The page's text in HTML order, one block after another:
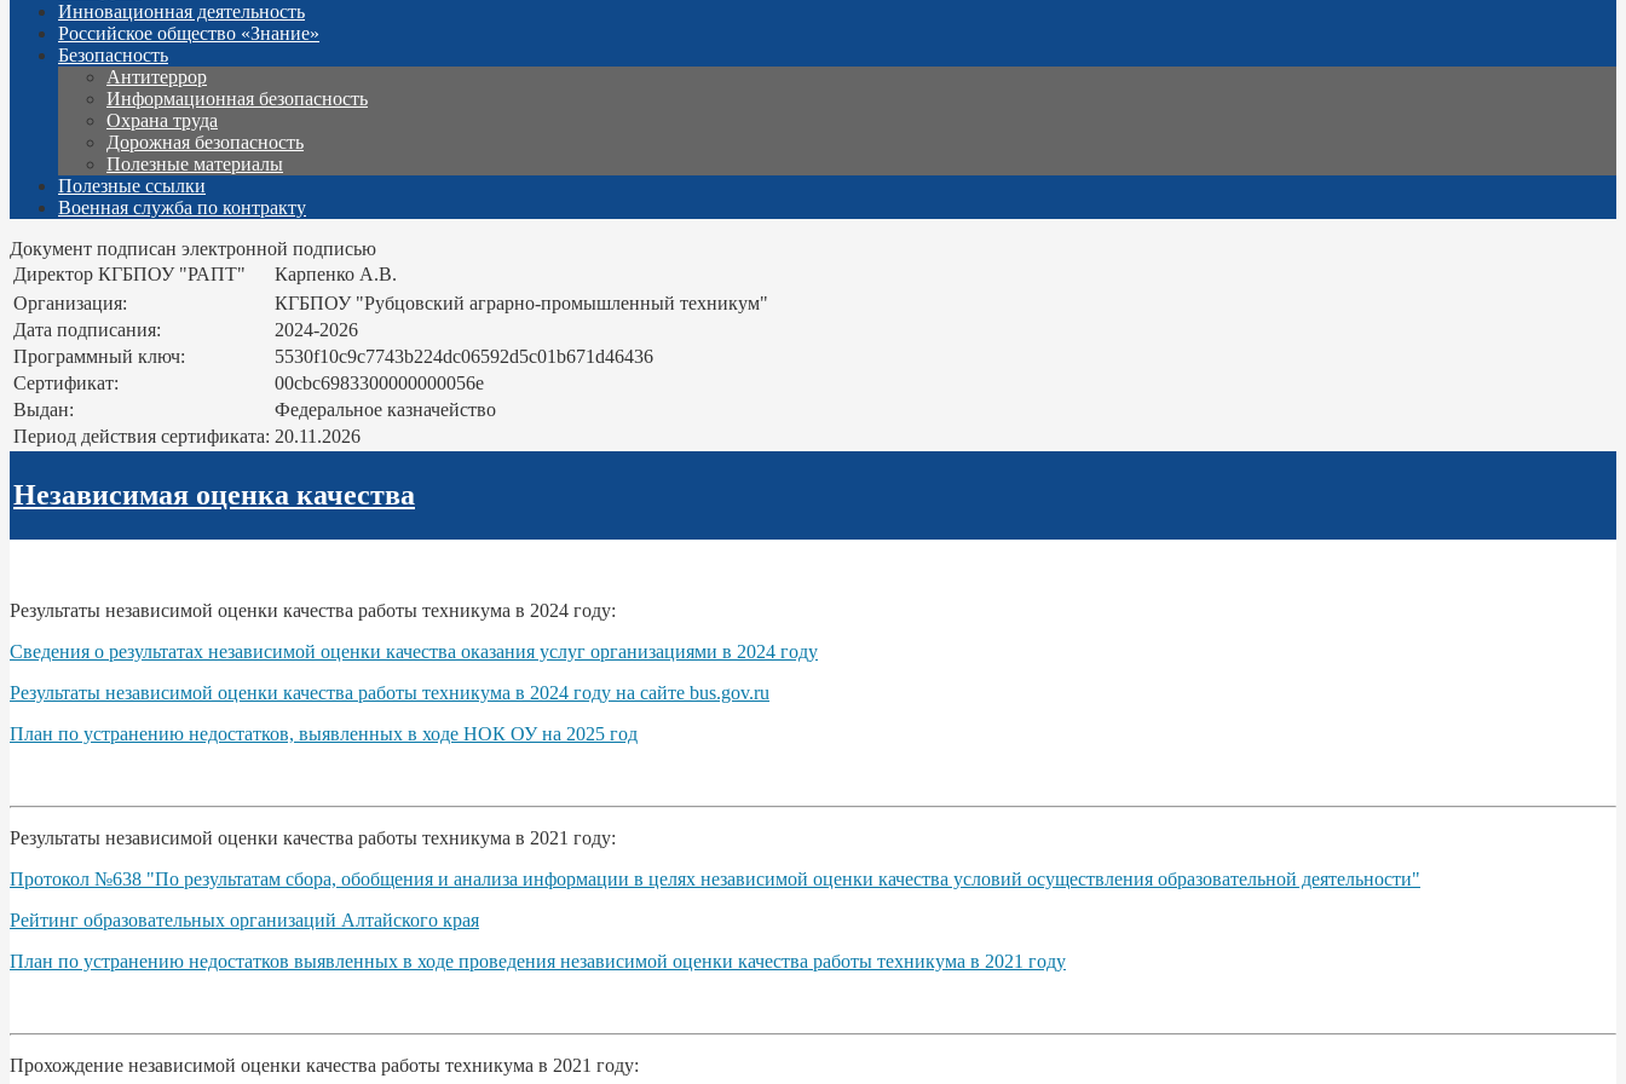
Инновационная деятельность
Российское общество «Знание»
Безопасность
Антитеррор
Информационная безопасность
Охрана труда
Дорожная безопасность
Полезные материалы
Полезные ссылки
Военная служба по контракту
Документ подписан электронной подписью
Директор КГБПОУ "РАПТ"
Карпенко А.В.
Организация:
КГБПОУ "Рубцовский аграрно-промышленный техникум"
Дата подписания:
2024-2026
Программный ключ:
5530f10c9c7743b224dc06592d5c01b671d46436
Сертификат:
00cbc6983300000000056e
Выдан:
Федеральное казначейство
Период действия сертификата: 20.11.2026
Независимая оценка качества
Результаты независимой оценки качества работы техникума в 2024 году:
Сведения о результатах независимой оценки качества оказания услуг организациями в 2024 году
Результаты независимой оценки качества работы техникума в 2024 году на сайте bus.gov.ru
План по устранению недостатков, выявленных в ходе НОК ОУ на 2025 год
Результаты независимой оценки качества работы техникума в 2021 году:
Протокол №638 "По результатам сбора, обобщения и анализа информации в целях независимой оценки качества условий осуществления образовательной деятельности"
Рейтинг образовательных организаций Алтайского края
План по устранению недостатков выявленных в ходе проведения независимой оценки качества работы техникума в 2021 году
Прохождение независимой оценки качества работы техникума в 2021 году: